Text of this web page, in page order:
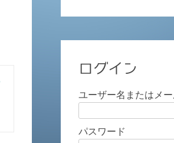
ログイン
ユーザー名またはメ
パスワード